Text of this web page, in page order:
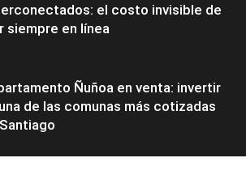
el costo invisible de
siempre en línea
Ñuñoa en venta: invertir
de las comunas más cotizadas